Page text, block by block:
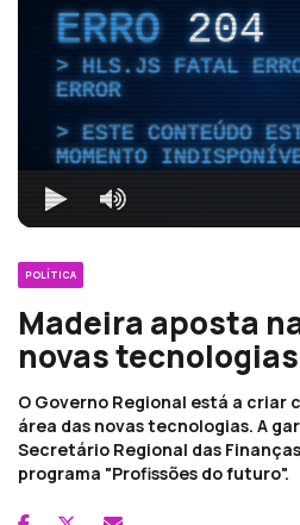
ERRO204
HLS.JS FATAL
ERROR
ESTE CONTEÚDO
MOMENTO
POLÍTICA
Madeira aposta
novas
O Governo Regional está a criar
área das novas tecnologias. A
Secretário Regional das
programa "Profissões do futuro".